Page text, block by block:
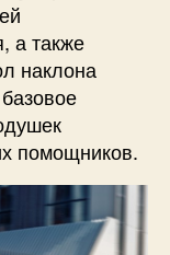
а также
наклона
помощников.